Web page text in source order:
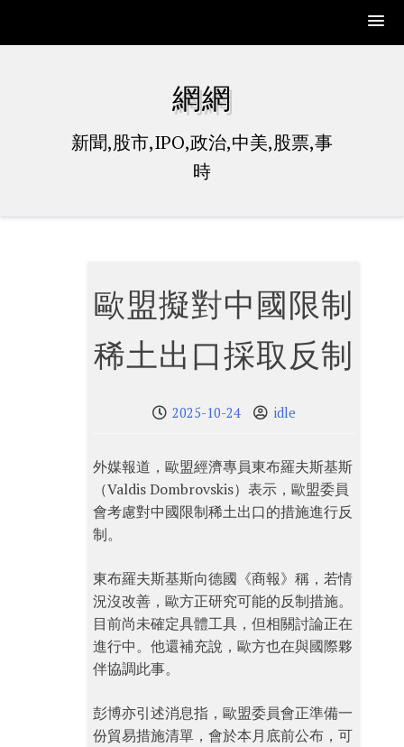
網網
新聞,股市,IPO,政治,中美,股票,事
時
歐盟擬對中國限制
稀土出口採取反制
2025-10-24 idle
外媒報道，歐盟經濟專員東布羅夫斯基斯
（Valdis Dombrovskis）表示，歐盟委員
會考慮對中國限制稀土出口的措施進行反
制。
東布羅夫斯基斯向德國《商報》稱，若情
況沒改善，歐方正研究可能的反制措施。
目前尚未確定具體工具，但相關討論正在
進行中。他還補充說，歐方也在與國際夥
伴協調此事。
彭博亦引述消息指，歐盟委員會正準備一
份貿易措施清單，會於本月底前公布，可